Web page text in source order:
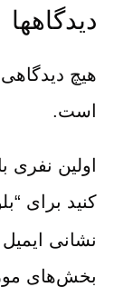
دیدگاهها
هیچ
است.
اولین نفری
کنید برای
نشانی
بخش‌های